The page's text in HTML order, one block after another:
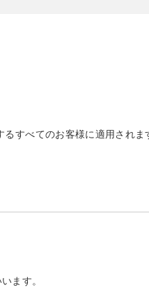
すべてのお客様に適用されま
ます。